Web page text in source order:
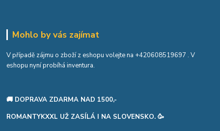
Mohlo by vás zajímat
V případě zájmu o zboží z eshopu volejte na +420608519697 . V
eshopu nyní probíhá inventura.
🚚 DOPRAVA ZDARMA NAD 1500,-
ROMANTYKXXL UŽ ZASÍLÁ I NA SLOVENSKO. 🥳